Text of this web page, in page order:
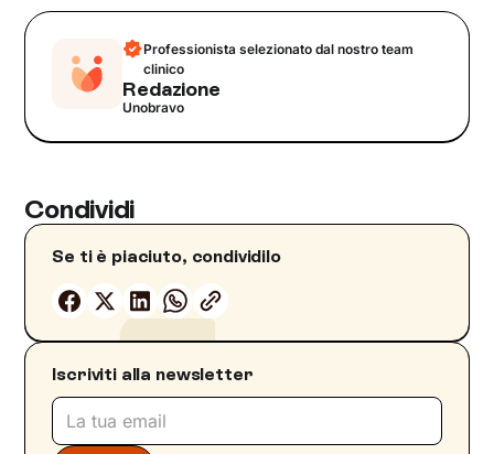
Professionista selezionato dal nostro team
clinico
Redazione
Unobravo
Condividi
Se ti è piaciuto, condividilo
Iscriviti alla newsletter